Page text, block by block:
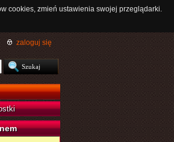
cookies, zmień ustawienia swojej przeglądarki.
zaloguj się